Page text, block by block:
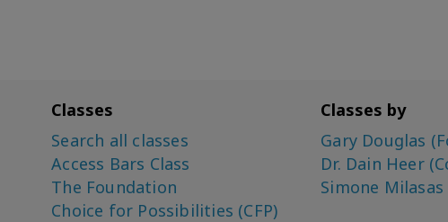
Classes
Search all classes
Access Bars Class
The Foundation
Choice for Possibilities (CFP)
Classes by
Gary Douglas
Dr. Dain Heer
Simone Milasas